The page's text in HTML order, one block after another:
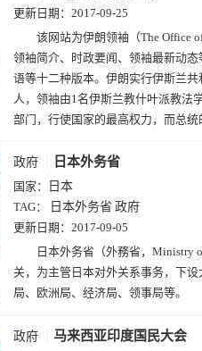
更新日期： 2017-09-25
该网站为伊朗领袖（The Office
领袖简介、时政要闻、领袖最新动
语等十二种版本。伊朗实行伊斯兰
人，领袖由1名伊斯兰教什叶派教法
部门，行使国家的最高权力，而总统
政府 日本外务省
国家：
日本
TAG：
日本外务省 政府
更新日期： 2017-09-05
日本外务省（外務省，Ministry
关，为主管日本对外关系事务，下
局、欧洲局、经济局、领事局等。
政府 马来西亚印度国民大会